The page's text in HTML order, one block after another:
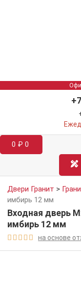
0 ₽ 0
Двери Гранит >
имбирь 12 мм
Входная дверь
имбирь 12 мм
     на основе